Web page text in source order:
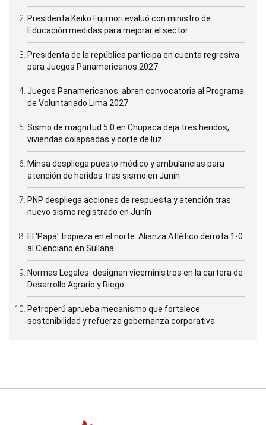
Presidenta Keiko Fujimori evaluó con ministro de
Educación medidas para mejorar el sector
Presidenta de la república participa en cuenta regresiva
para Juegos Panamericanos 2027
Juegos Panamericanos: abren convocatoria al Programa
de Voluntariado Lima 2027
Sismo de magnitud 5.0 en Chupaca deja tres heridos,
viviendas colapsadas y corte de luz
Minsa despliega puesto médico y ambulancias para
atención de heridos tras sismo en Junín
PNP despliega acciones de respuesta y atención tras
nuevo sismo registrado en Junín
El ‘Papá’ tropieza en el norte: Alianza Atlético derrota 1-0
al Cienciano en Sullana
Normas Legales: designan viceministros en la cartera de
Desarrollo Agrario y Riego
Petroperú aprueba mecanismo que fortalece
sostenibilidad y refuerza gobernanza corporativa